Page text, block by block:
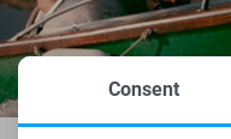
Consent